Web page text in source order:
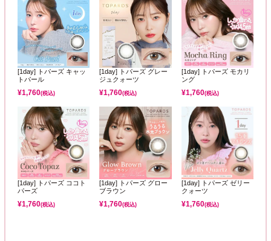
[1day] トパーズ キャッ
トパール
¥1,760(税込)
[1day] トパーズ グレー
ジュクォーツ
¥1,760(税込)
[1day] トパーズ モカリ
ング
¥1,760(税込)
[1day] トパーズ ココト
パーズ
¥1,760(税込)
[1day] トパーズ グロー
ブラウン
¥1,760(税込)
[1day] トパーズ ゼリー
クォーツ
¥1,760(税込)